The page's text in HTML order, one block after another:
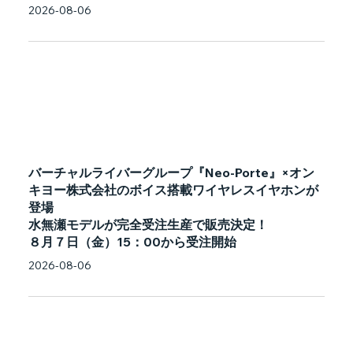
2026-08-06
バーチャルライバーグループ『Neo-Porte』×オン
キヨー株式会社のボイス搭載ワイヤレスイヤホンが
登場
水無瀬モデルが完全受注生産で販売決定！
８月７日（金）15：00から受注開始
2026-08-06